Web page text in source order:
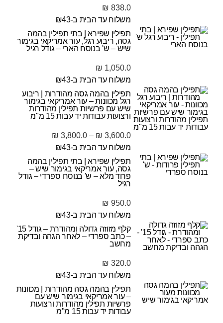
838.0
₪
משלוח עד הבית ב-₪43
תפילין שפירא | בתי תפילין בהמה
גסה, ריבוע רגל, עור אמריקאי בגימור
שיש – ש' בנוסח הארי – גודל רגיל
1,050.0
₪
משלוח עד הבית ב-₪43
תפילין בהמה גסה מהודרות | ריבוע
רגל מכוונות – עור אמריקאי בגימור
שיש עם פרשיות תפילין מהודרות
ורצועות עבודות יד עבות 15 מ"מ
3,600.0
₪
–
3,800.0
₪
משלוח עד הבית ב-₪43
תפילין שפירא | בתי תפילין בהמה
גסה, עור אמריקאי בגימור שיש –
פרוד מלא – ש' בנוסח ספרדי – גודל
רגיל
950.0
₪
משלוח עד הבית ב-₪43
קלף מזוזה גדולה ומהודרת – גודל 15'
– כתב ספרדי – לאחר הגהה ובדיקת
מחשב
320.0
₪
משלוח עד הבית ב-₪43
תפילין בהמה גסה מהודרות | מכוונות
– עור אמריקאי בגימור שיש עם
פרשיות תפילין מהודרות ורצועות
עבודות יד עבות 15 מ"מ